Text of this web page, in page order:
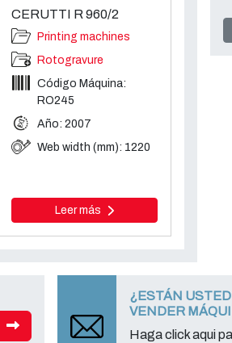
CERUTTI R 960/2
Printing machines
Rotogravure
Código Máquina:
RO245
Año: 2007
Web width (mm): 1220
Leer más
¿ESTÁN
VENDER
Haga click aqui